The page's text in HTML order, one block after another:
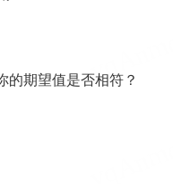
的期望值是否相符？